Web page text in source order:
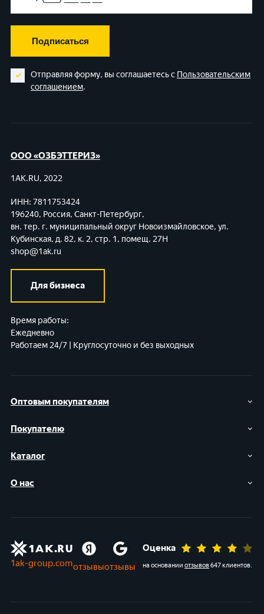
Подписаться
Отправляя форму, вы соглашаетесь с Пользовательским
соглашением.
Оптовым покупателям
Покупателю
Каталог
О нас
ООО «ОЗБЭТТЕРИЗ»
1AK.RU, 2022
ИНН: 7811753424
196240, Россия, Санкт-Петербург,
вн. тер. г. муниципальный округ Новоизмайловское, ул.
Кубинская, д. 82, к. 2, стр. 1, помещ. 27Н
shop@1ak.ru
Для бизнеса
Время работы:
Ежедневно
Работаем 24/7 | Круглосуточно и без выходных
1ak-group.comотзывыотзывы
Оценка
на основании отзывов647 клиентов.